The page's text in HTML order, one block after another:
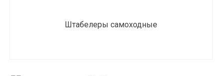
Штабелеры самоходные